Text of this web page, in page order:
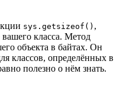
sys.getsizeof() ,
класса. Метод
объекта в байтах. Он
классов, определённых в
полезно о нём знать.